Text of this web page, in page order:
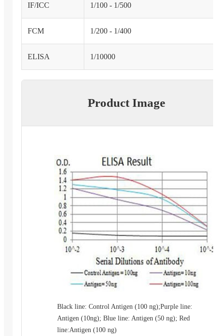
IF/ICC 1/100 - 1/500
FCM 1/200 - 1/400
ELISA 1/10000
Product Image
Black line: Control Antigen (100 ng);Purple line:
Antigen (10ng); Blue line: Antigen (50 ng); Red
line:Antigen (100 ng)